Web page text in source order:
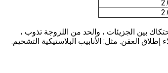
بين الجزيئات ، والحد من اللزوجة تذوب ،
إطلاق العفن. مثل: الأنابيب البلاستيكية التشحيم.